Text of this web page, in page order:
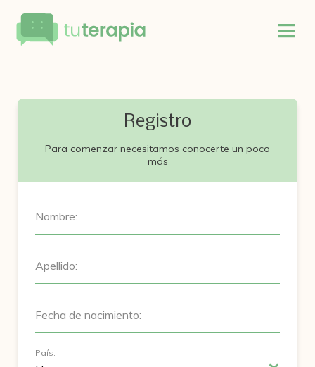
Registro
Para comenzar necesitamos conocerte un poco
más
Nombre:
Apellido:
Fecha de nacimiento:
País: